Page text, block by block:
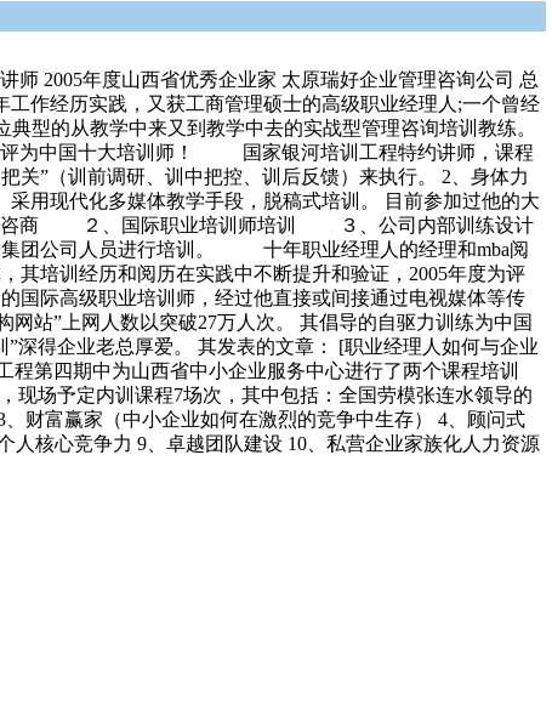
2005年度山西省优秀企业家 太原瑞好企业管理咨询公司 总
经历实践，又获工商管理硕士的高级职业经理人;一个曾经
型的从教学中来又到教学中去的实战型管理咨询培训教练。
评为中国十大培训师！ 国家银河培训工程特约讲师，课程
”（训前调研、训中把控、训后反馈）来执行。 2、身体力
用现代化多媒体教学手段，脱稿式培训。 目前参加过他的大
问咨商 ２、国际职业培训师培训 ３、公司内部训练设计
公司人员进行培训。 十年职业经理人的经理和mba阅
其培训经历和阅历在实践中不断提升和验证，2005年度为评
国际高级职业培训师，经过他直接或间接通过电视媒体等传
站”上网人数以突破27万人次。 其倡导的自驱力训练为中国
深得企业老总厚爱。 其发表的文章： [职业经理人如何与企业
第四期中为山西省中小企业服务中心进行了两个课程培训
现场予定内训课程7场次，其中包括：全国劳模张连水领导的
财富赢家（中小企业如何在激烈的竞争中生存） 4、顾问式
核心竞争力 9、卓越团队建设 10、私营企业家族化人力资源